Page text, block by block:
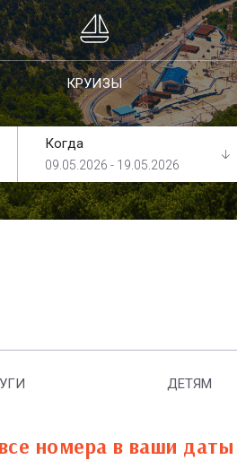
КРУИЗЫ
Когда
09.05.2026 - 19.05.2026
ДЕТЯМ
номера в ваши